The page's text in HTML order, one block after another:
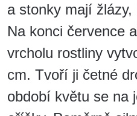
a stonky mají
Na konci července
vrcholu rostliny
cm. Tvoří ji četné
období květu se na